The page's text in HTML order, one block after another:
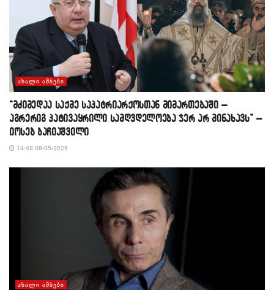
ᲐᲮᲐᲚᲘ ᲐᲛᲑᲔᲑᲘ
“მძიმედაა საქმე საპატრიარქოსთან მიმართებაში –
აგრერიგ პატივაყრილი სამღვდელოება ჯერ არ მინახავს” –
იოსებ ბაჩიაშვილი
14:48 08-05-2026
ᲐᲮᲐᲚᲘ ᲐᲛᲑᲔᲑᲘ